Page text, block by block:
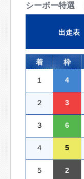
シーボー特選
出走表
着 枠
１ 4
２ 3
３ 6
４ 5
５ 2